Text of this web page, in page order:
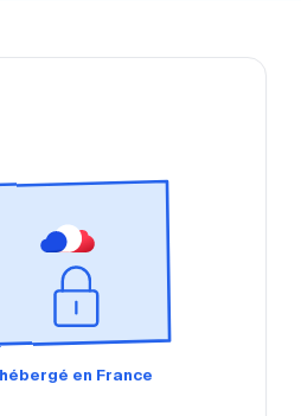
hébergé en France